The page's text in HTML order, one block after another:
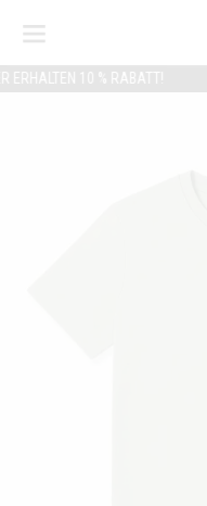
10 % RABATT!